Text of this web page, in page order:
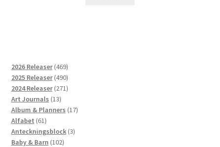
2026 Releaser 469469
produkter
2025 Releaser 490490
produkter
2024 Releaser 271271
Art Journals 1313
produkter
Album & Planners 1717
Alfabet 6161
produkter
Anteckningsblock 33
Baby & Barn 102102